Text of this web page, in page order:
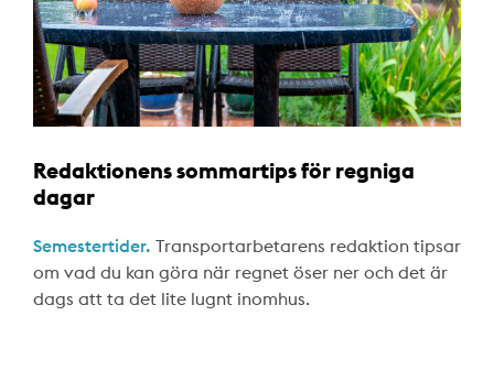
Redaktionens sommartips för regniga
dagar
Semestertider. Transportarbetarens redaktion tipsar
om vad du kan göra när regnet öser ner och det är
dags att ta det lite lugnt inomhus.